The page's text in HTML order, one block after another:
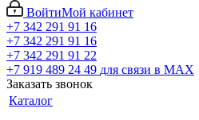
ВойтиМой кабинет
+7 342 291 91 16
+7 342 291 91 16
+7 342 291 91 22
+7 919 489 24 49 для связи в МАХ
Заказать звонок
Каталог